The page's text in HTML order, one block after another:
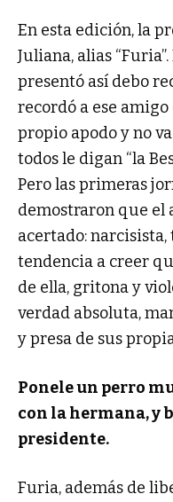
En esta edición, la
Juliana, alias
presentó así debo
recordó a ese
propio apodo y no
todos le digan “la
Pero las primeras
demostraron que el
acertado:
tendencia a creer
de ella, gritona y
verdad absoluta,
y presa de sus
Ponele un perro
con la hermana, y
presidente.
Furia, además de